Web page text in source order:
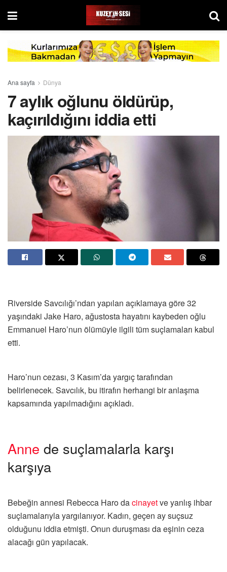
Ana sayfa Dünya
7 aylık oğlunu öldürüp,
kaçırıldığını iddia etti
Riverside Savcılığı’ndan yapılan açıklamaya göre 32
yaşındaki Jake Haro, ağustosta hayatını kaybeden oğlu
Emmanuel Haro’nun ölümüyle ilgili tüm suçlamaları kabul
etti.
Haro’nun cezası, 3 Kasım’da yargıç tarafından
belirlenecek. Savcılık, bu itirafın herhangi bir anlaşma
kapsamında yapılmadığını açıkladı.
Anne de suçlamalarla karşı
karşıya
Bebeğin annesi Rebecca Haro dacinayetve yanlış ihbar
suçlamalarıyla yargılanıyor. Kadın, geçen ay suçsuz
olduğunu iddia etmişti. Onun duruşması da eşinin ceza
alacağı gün yapılacak.